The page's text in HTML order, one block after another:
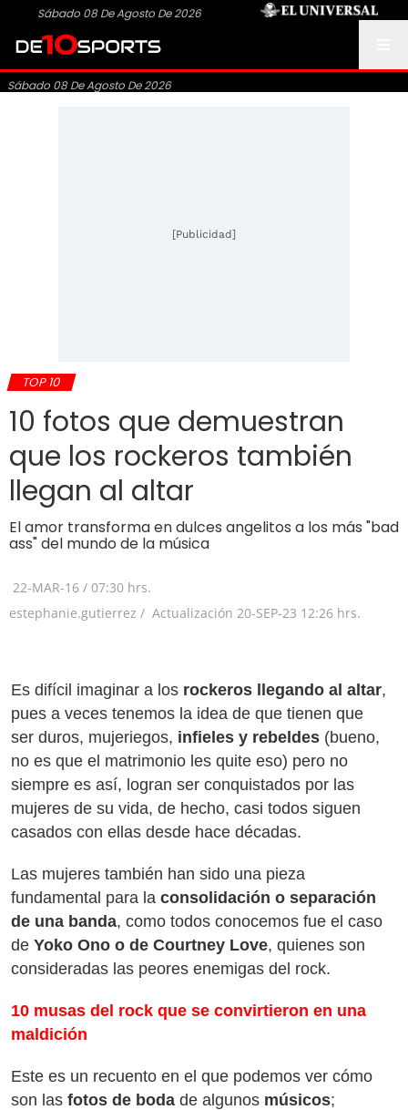
Sábado 08 De Agosto De 2026
Sábado 08 De Agosto De 2026
[Publicidad]
TOP 10
10 fotos que demuestran
que los rockeros también
llegan al altar
El amor transforma en dulces angelitos a los más "bad
ass" del mundo de la música
22-MAR-16 / 07:30 hrs.
estephanie.gutierrez / Actualización 20-SEP-23 12:26 hrs.
Es difícil imaginar a los rockeros llegando al altar,
pues a veces tenemos la idea de que tienen que
ser duros, mujeriegos, infieles y rebeldes (bueno,
no es que el matrimonio les quite eso) pero no
siempre es así, logran ser conquistados por las
mujeres de su vida, de hecho, casi todos siguen
casados con ellas desde hace décadas.
Las mujeres también han sido una pieza
fundamental para la consolidación o separación
de una banda, como todos conocemos fue el caso
de Yoko Ono o de Courtney Love, quienes son
consideradas las peores enemigas del rock.
10 musas del rock que se convirtieron en una
maldición
Este es un recuento en el que podemos ver cómo
son las fotos de boda de algunos músicos;